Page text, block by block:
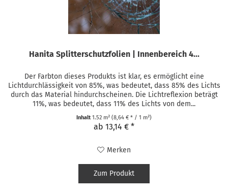
Hanita Splitterschutzfolien | Innenbereich 4...
Der Farbton dieses Produkts ist klar, es ermöglicht eine
Lichtdurchlässigkeit von 85%, was bedeutet, dass 85% des Lichts
durch das Material hindurchscheinen. Die Lichtreflexion beträgt
11%, was bedeutet, dass 11% des Lichts von dem...
Inhalt1.52 m²(8,64 € * / 1 m²)
ab 13,14 € *
Merken
Zum Produkt